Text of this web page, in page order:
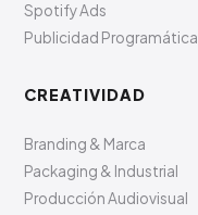
Spotify Ads
Publicidad Programática
CREATIVIDAD
Branding & Marca
Packaging & Industrial
Producción Audiovisual